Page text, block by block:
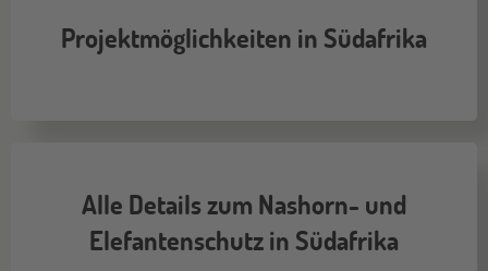
Projektmöglichkeiten in Südafrika
Alle Details zum Nashorn- und
Elefantenschutz in Südafrika